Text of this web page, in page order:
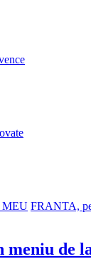
MEU FRANTA,
de